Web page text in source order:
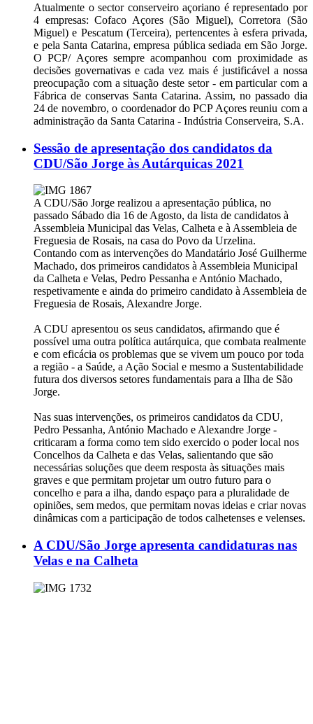
Atualmente o sector conserveiro açoriano é representado por
4 empresas: Cofaco Açores (São Miguel), Corretora (São
Miguel) e Pescatum (Terceira), pertencentes à esfera privada,
e pela Santa Catarina, empresa pública sediada em São Jorge.
O PCP/ Açores sempre acompanhou com proximidade as
decisões governativas e cada vez mais é justificável a nossa
preocupação com a situação deste setor - em particular com a
Fábrica de conservas Santa Catarina. Assim, no passado dia
24 de novembro, o coordenador do PCP Açores reuniu com a
administração da Santa Catarina - Indústria Conserveira, S.A.
Sessão de apresentação dos candidatos da
CDU/São Jorge às Autárquicas 2021
A CDU/São Jorge realizou a apresentação pública, no
passado Sábado dia 16 de Agosto, da lista de candidatos à
Assembleia Municipal das Velas, Calheta e à Assembleia de
Freguesia de Rosais, na casa do Povo da Urzelina.
Contando com as intervenções do Mandatário José Guilherme
Machado, dos primeiros candidatos à Assembleia Municipal
da Calheta e Velas, Pedro Pessanha e António Machado,
respetivamente e ainda do primeiro candidato à Assembleia de
Freguesia de Rosais, Alexandre Jorge.
A CDU apresentou os seus candidatos, afirmando que é
possível uma outra política autárquica, que combata realmente
e com eficácia os problemas que se vivem um pouco por toda
a região - a Saúde, a Ação Social e mesmo a Sustentabilidade
futura dos diversos setores fundamentais para a Ilha de São
Jorge.
Nas suas intervenções, os primeiros candidatos da CDU,
Pedro Pessanha, António Machado e Alexandre Jorge -
criticaram a forma como tem sido exercido o poder local nos
Concelhos da Calheta e das Velas, salientando que são
necessárias soluções que deem resposta às situações mais
graves e que permitam projetar um outro futuro para o
concelho e para a ilha, dando espaço para a pluralidade de
opiniões, sem medos, que permitam novas ideias e criar novas
dinâmicas com a participação de todos calhetenses e velenses.
A CDU/São Jorge apresenta candidaturas nas
Velas e na Calheta